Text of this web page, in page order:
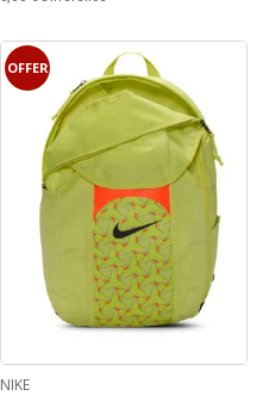
OFFER
NIKE